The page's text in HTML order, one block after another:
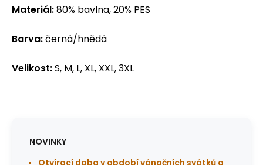
Materiál:80% bavlna, 20% PES
Barva:černá/hnědá
Velikost:S, M, L, XL, XXL, 3XL
NOVINKY
Otvírací doba v období vánočních svátků a